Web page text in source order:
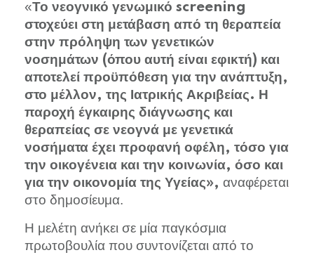
«Το νεογνικό γενωμικό screening
στοχεύει στη μετάβαση από τη θεραπεία
στην πρόληψη των γενετικών
νοσημάτων (όπου αυτή είναι εφικτή) και
αποτελεί προϋπόθεση για την ανάπτυξη,
στο μέλλον, της Ιατρικής Ακριβείας. Η
παροχή έγκαιρης διάγνωσης και
θεραπείας σε νεογνά με γενετικά
νοσήματα έχει προφανή οφέλη, τόσο για
την οικογένεια και την κοινωνία, όσο και
για την οικονομία της Υγείας», αναφέρεται
στο δημοσίευμα.
Η μελέτη ανήκει σε μία παγκόσμια
πρωτοβουλία που συντονίζεται από το